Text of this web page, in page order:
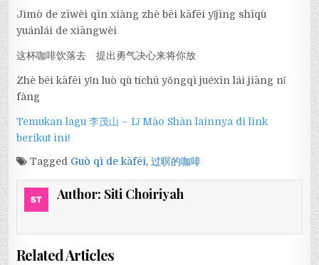
Jìmò de zīwèi qīn xiàng zhè bēi kāfēi yǐjīng shīqù
yuánlái de xiāngwèi
这杯咖啡饮落去 提出勇气决心来将你放
Zhè bēi kāfēi yǐn luò qù tíchū yǒngqì juéxīn lái jiāng nǐ
fàng
Temukan lagu 李茂山 – Lǐ Mào Shān lainnya di link
berikut ini!
Tagged Guò qì de kāfēi,过暝的咖啡
Author: Siti Choiriyah
Related Articles